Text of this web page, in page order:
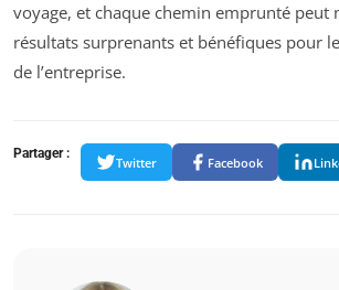
voyage, et chaque chemin emprunté peut
résultats surprenants et bénéfiques pour
de l’entreprise.
Partager :
Twitter Facebook